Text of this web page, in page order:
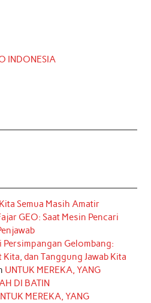
INDONESIA
Semua Masih Amatir
GEO: Saat Mesin Pencari
Persimpangan Gelombang:
dan Tanggung Jawab Kita
UNTUK MEREKA, YANG
DI BATIN
MEREKA, YANG